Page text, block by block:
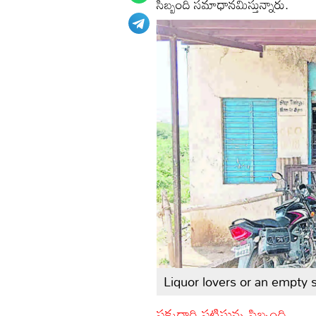
Liquor lovers or an empty